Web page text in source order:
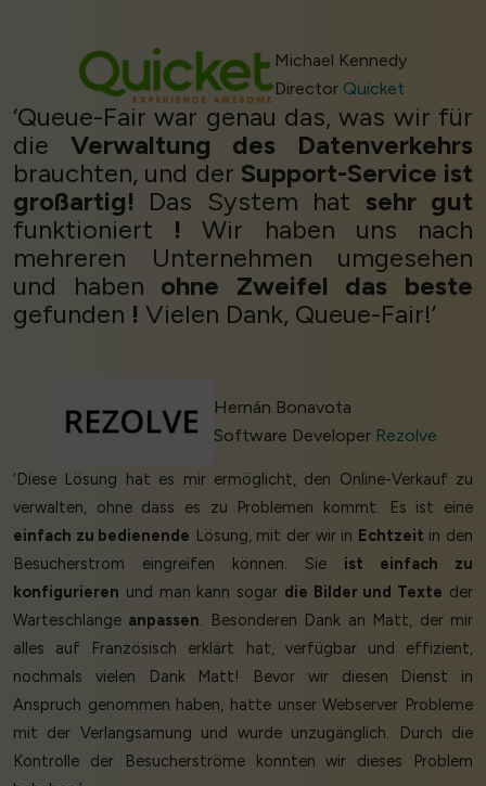
Michael Kennedy
Director Quicket
‘Queue-Fair war genau das, was wir für
die Verwaltung des Datenverkehrs
brauchten, und der Support-Service ist
großartig! Das System hat sehr gut
funktioniert ! Wir haben uns nach
mehreren Unternehmen umgesehen
und haben ohne Zweifel
das beste
gefunden ! Vielen Dank, Queue-Fair!’
Hernán Bonavota
Software Developer Rezolve
‘Diese Lösung hat es mir ermöglicht, den Online-Verkauf zu
verwalten, ohne dass es zu Problemen kommt. Es ist eine
einfach zu bedienende Lösung, mit der wir in Echtzeit in den
Besucherstrom eingreifen können. Sie ist einfach zu
konfigurieren und man kann sogar die Bilder und Texte der
Warteschlange anpassen. Besonderen Dank an Matt, der mir
alles auf Französisch erklärt hat, verfügbar und effizient,
nochmals vielen Dank Matt! Bevor wir diesen Dienst in
Anspruch genommen haben, hatte unser Webserver Probleme
mit der Verlangsamung und wurde unzugänglich. Durch die
Kontrolle der Besucherströme konnten wir dieses Problem